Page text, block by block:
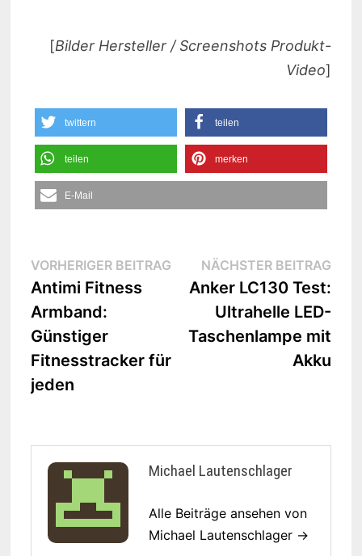
[Bilder Hersteller / Screenshots Produkt-
Video]
twittern teilen
teilen merken
E-Mail
Beitrags-
Navigation
VORHERIGER BEITRAGVorheriger
Beitrag:
Antimi Fitness
Armband:
Günstiger
Fitnesstracker für
jeden
NÄCHSTER BEITRAG
Anker LC130 Test:
Ultrahelle LED-
Taschenlampe mit
Akku
Michael Lautenschlager
Alle Beiträge ansehen von
Michael Lautenschlager →